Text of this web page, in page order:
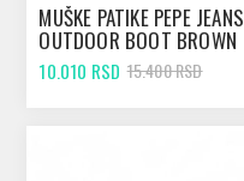
MUŠKE PATIKE PEPE JEANS
OUTDOOR BOOT BROWN
10.010 RSD 15.400 RSD